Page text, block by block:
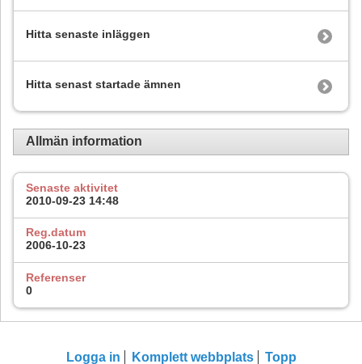
Hitta senaste inläggen
Hitta senast startade ämnen
Allmän information
Senaste aktivitet
2010-09-23 14:48
Reg.datum
2006-10-23
Referenser
0
Logga in Komplett webbplats Topp